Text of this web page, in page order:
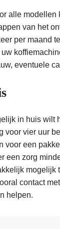
alle modellen
van het
per maand
eventuele
in huis wilt
vier uur
voor een
een zorg
mogelijk
contact
helpen.